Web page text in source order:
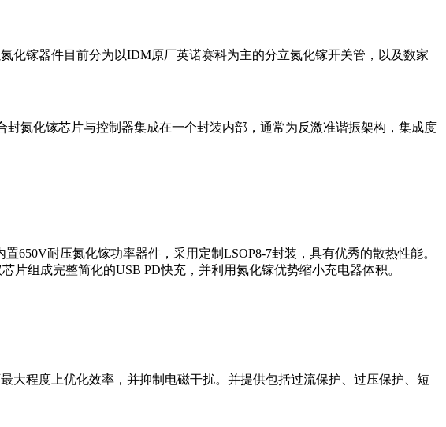
化镓器件目前分为以IDM原厂英诺赛科为主的分立氮化镓开关管，以及数家
氮化镓芯片与控制器集成在一个封装内部，通常为反激准谐振架构，集成度
650V耐压氮化镓功率器件，采用定制LSOP8-7封装，具有优秀的散热性能。
片组成完整简化的USB PD快充，并利用氮化镓优势缩小充电器体积。
大程度上优化效率，并抑制电磁干扰。并提供包括过流保护、过压保护、短